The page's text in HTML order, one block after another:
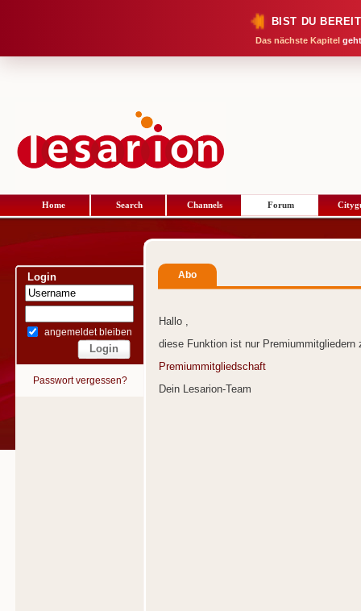
BIST DU
Das nächste Kapitel
Home Search Channels Forum
Login
angemeldet bleiben
Passwort vergessen?
Abo
Hallo ,
diese Funktion ist nur Premiummitgliedern
Premiummitgliedschaft
Dein Lesarion-Team